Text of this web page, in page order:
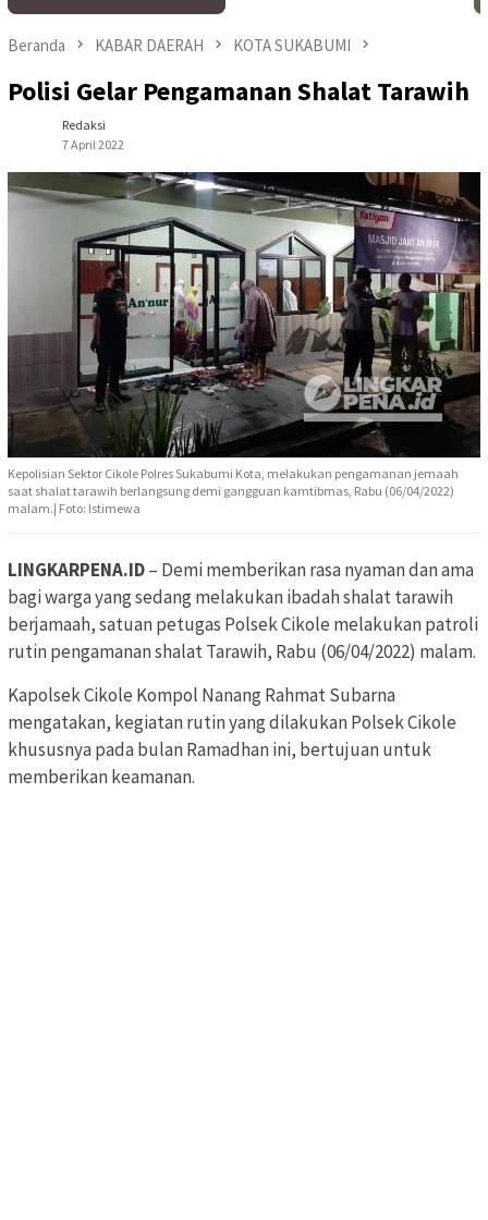
Beranda KABAR DAERAH KOTA SUKABUMI
Polisi Gelar Pengamanan Shalat Tarawih
Redaksi
7 April 2022
Kepolisian Sektor Cikole Polres Sukabumi Kota, melakukan pengamanan jemaah
saat shalat tarawih berlangsung demi gangguan kamtibmas, Rabu (06/04/2022)
malam.| Foto: Istimewa
LINGKARPENA.ID– Demi memberikan rasa nyaman dan ama
bagi warga yang sedang melakukan ibadah shalat tarawih
berjamaah, satuan petugas Polsek Cikole melakukan patroli
rutin pengamanan shalat Tarawih, Rabu (06/04/2022) malam.
Kapolsek Cikole Kompol Nanang Rahmat Subarna
mengatakan, kegiatan rutin yang dilakukan Polsek Cikole
khususnya pada bulan Ramadhan ini, bertujuan untuk
memberikan keamanan.